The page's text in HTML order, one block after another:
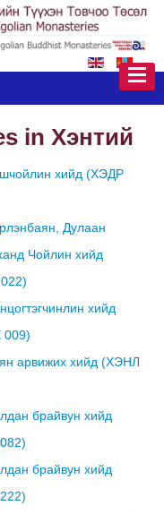
in Хэнтий
хийд (ХЭДР
Дулаан
Чойлин хийд
хийд
арвижих хийд (ХЭНЛ
брайвун хийд
брайвун хийд